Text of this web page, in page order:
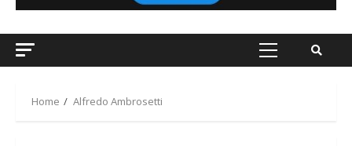
Primary
Home Alfredo Ambrosetti